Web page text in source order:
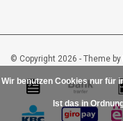
© Copyright 2026 - Theme by
Wir benutzen Cookies nur für
Ist das in